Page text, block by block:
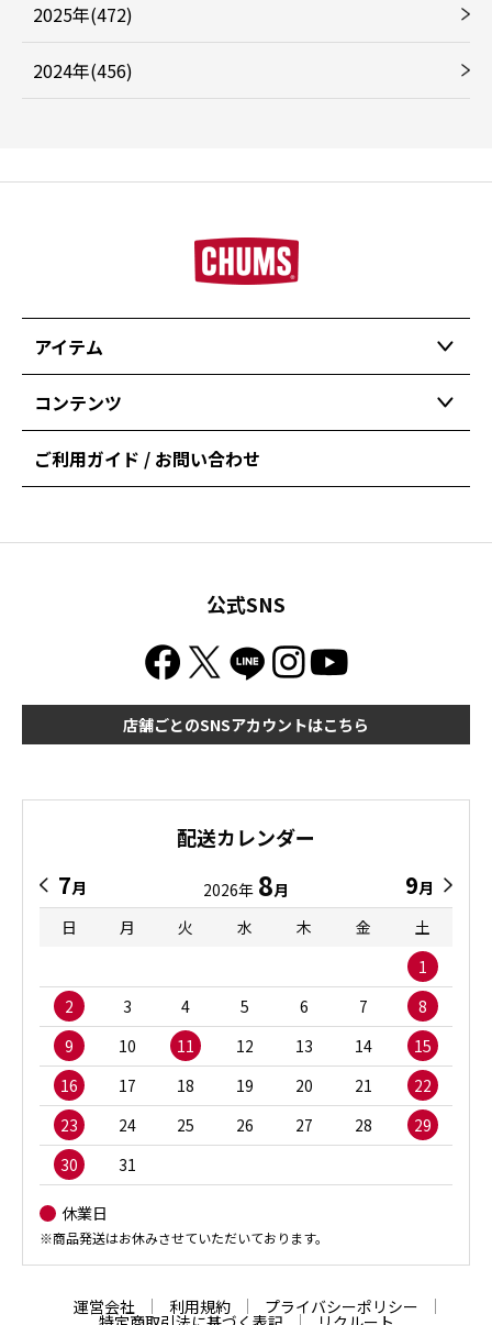
2025年(472)
2024年(456)
アイテム
コンテンツ
ご利用ガイド / お問い合わせ
公式SNS
店舗ごとのSNSアカウントはこちら
配送カレンダー
7月 2026年 8月 9月
日
月 火 水 木 金
土
1
2
3 4 5 6 7
8
9
10 11 12 13 14
15
16
17 18 19 20 21
22
23
24 25 26 27 28
29
30
31
休業日
※商品発送はお休みさせていただいております。
運営会社 利用規約 プライバシーポリシー